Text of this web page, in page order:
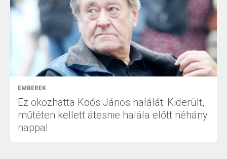
EMBEREK
Ez okozhatta Koós János halálát: Kiderült,
műtéten kellett átesnie halála előtt néhány
nappal